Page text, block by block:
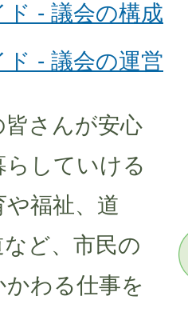
ド - 議会の構成
ド - 議会の運営
さんが安心
らしていける
福祉、道
ど、市民の
わる仕事を